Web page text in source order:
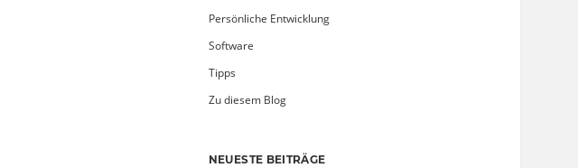
Persönliche Entwicklung
Software
Tipps
Zu diesem Blog
NEUESTE BEITRÄGE